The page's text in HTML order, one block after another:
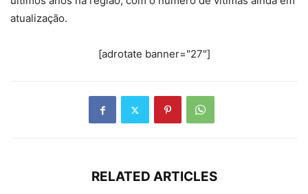
atualização.
[adrotate banner="27"]
RELATED ARTICLES